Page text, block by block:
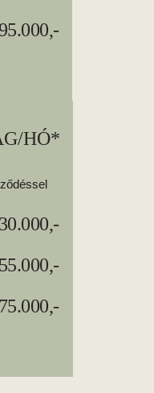
HÓ*
30.000,-
55.000,-
75.000,-